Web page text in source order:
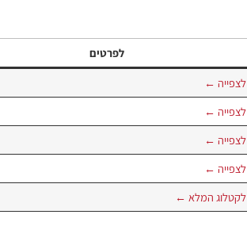
לפרטים
לצפייה ←
לצפייה ←
לצפייה ←
לצפייה ←
לקטלוג המלא ←